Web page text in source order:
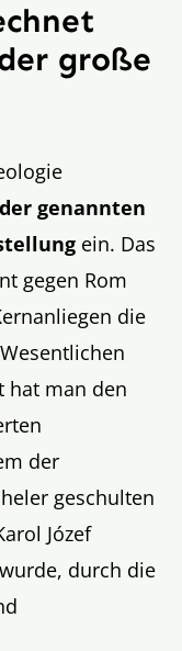
große
genannten
ein. Das
gegen Rom
die
hat man den
der
geschulten
Józef
durch die